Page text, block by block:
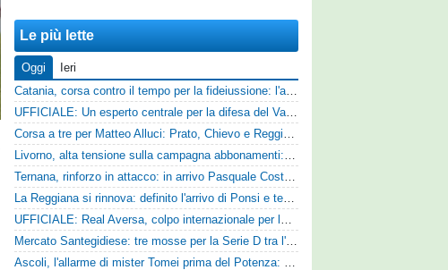
Le più lette
Oggi
Ieri
Catania, corsa contro il tempo per la fideiussione: l'annuncio della società e le ragioni dello slittamento
UFFICIALE: Un esperto centrale per la difesa del Vado
Corsa a tre per Matteo Alluci: Prato, Chievo e Reggina sul centrocampista
Livorno, alta tensione sulla campagna abbonamenti: la stoccata della Curva Nord alla società
Ternana, rinforzo in attacco: in arrivo Pasquale Costanzo dalla Paganese
La Reggiana si rinnova: definito l'arrivo di Ponsi e test con l'Alcione
UFFICIALE: Real Aversa, colpo internazionale per la difesa
Mercato Santegidiese: tre mosse per la Serie D tra l'ingaggio di Diakhate e due rinnovi chiave
Ascoli, l'allarme di mister Tomei prima del Potenza: «Mettiamoci l'elmetto, l'obiettivo è la salvezza e non dobbiamo vendere fumo!»